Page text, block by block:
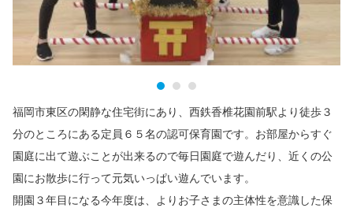
福岡市東区の閑静な住宅街にあり、西鉄香椎花園前駅より徒歩３
分のところにある定員６５名の認可保育園です。お部屋からすぐ
園庭に出て遊ぶことが出来るので毎日園庭で遊んだり、近くの公
園にお散歩に行って元気いっぱい遊んでいます。
開園３年目になる今年度は、よりお子さまの主体性を意識した保